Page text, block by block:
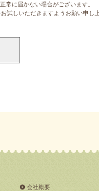
常に届かない場合がございます。
試しいただきますようお願い申し
会社概要